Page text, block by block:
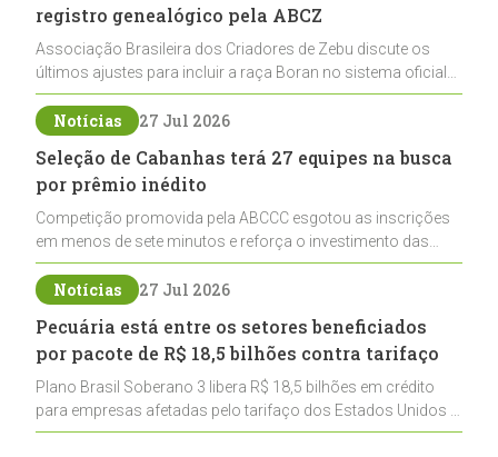
registro genealógico pela ABCZ
Associação Brasileira dos Criadores de Zebu discute os
últimos ajustes para incluir a raça Boran no sistema oficial
de registros, abrindo caminho para sua expansão na
pecuária nacional
Notícias 27 Jul 2026
Seleção de Cabanhas terá 27 equipes na busca
por prêmio inédito
Competição promovida pela ABCCC esgotou as inscrições
em menos de sete minutos e reforça o investimento das
cabanhas na seleção genética de Cavalos Crioulos voltados
ao laço
Notícias 27 Jul 2026
Pecuária está entre os setores beneficiados
por pacote de R$ 18,5 bilhões contra tarifaço
Plano Brasil Soberano 3 libera R$ 18,5 bilhões em crédito
para empresas afetadas pelo tarifaço dos Estados Unidos e
inclui a pecuária entre os setores estratégicos